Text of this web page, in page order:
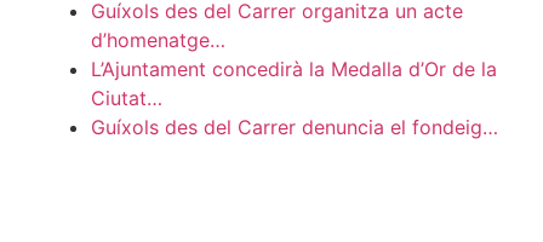
Guíxols des del Carrer organitza un acte
d’homenatge…
L’Ajuntament concedirà la Medalla d’Or de la
Ciutat…
Guíxols des del Carrer denuncia el fondeig…